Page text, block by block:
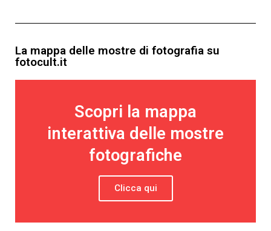
La mappa delle mostre di fotografia su
fotocult.it
Scopri la mappa
interattiva delle mostre
fotografiche
Clicca qui